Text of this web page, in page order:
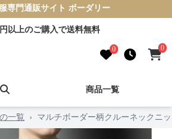
専門通販サイト ボーダリー
以上のご購入で送料無料
0 0
商品一覧
一覧 › マルチボーダー柄クルーネックニ